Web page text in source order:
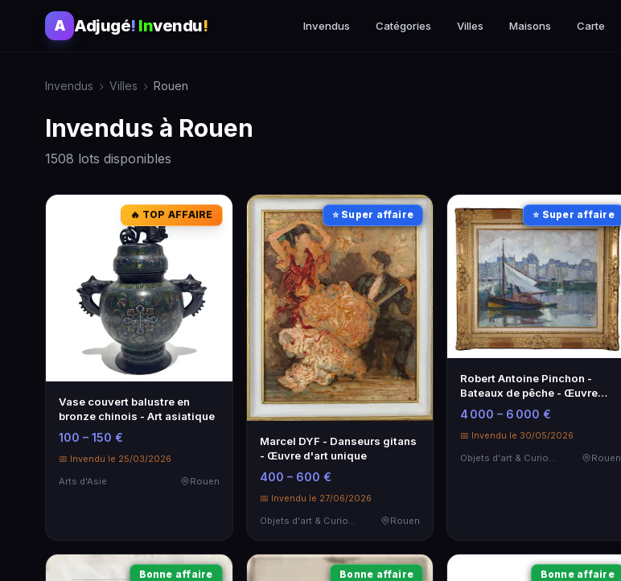
A Adjugé! Invendu! Invendus Catégories Villes Maisons Carte
Invendus Villes Rouen
Invendus à Rouen
1508 lots disponibles
🔥 TOP AFFAIRE
Vase couvert balustre en
bronze chinois - Art asiatique
100 – 150 €
📅 Invendu le 25/03/2026
Arts d'Asie
Rouen
⭐ Super affaire
Marcel DYF - Danseurs gitans
- Œuvre d'art unique
400 – 600 €
📅 Invendu le 27/06/2026
Rouen
⭐ Super affaire
Robert Antoine Pinchon -
Bateaux de pêche - Œuvre
d'art française
4 000 – 6 000 €
📅 Invendu le 30/05/2026
Objets d'art & Curiosités
Rouen
Bonne affaire Bonne affaire Bonne affaire